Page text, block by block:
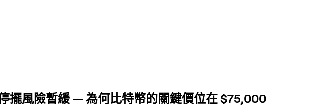
擺風險暫緩 — 為何比特幣的關鍵價位在 $75,000